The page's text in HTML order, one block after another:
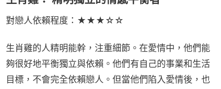
對戀人依賴程度：★★★☆☆
生肖雞的人精明能幹，注重細節。在愛情中，他們能
夠很好地平衡獨立與依賴。他們有自己的事業和生活
目標，不會完全依賴戀人。但當他們陷入愛情後，也